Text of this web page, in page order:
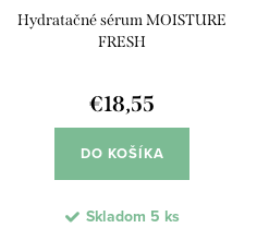
Hydratačné sérum MOISTURE
FRESH
€18,55
DO KOŠÍKA
Skladom 5 ks